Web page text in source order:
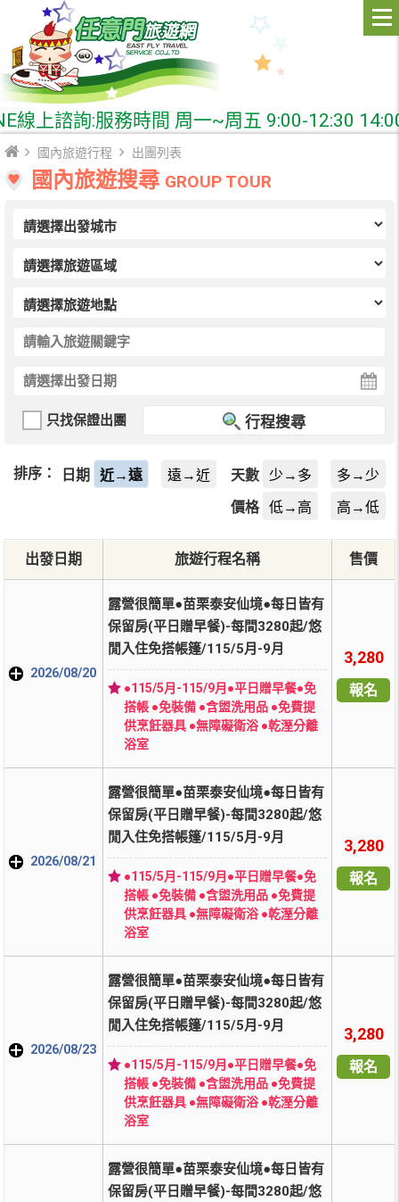
上諮詢:服務時間 周一~周五 9:00-12:30
國內旅遊行程 出團列表
國內旅遊搜尋 GROUP TOUR
只找保證出團 行程搜尋
排序： 日期 近→遠 遠→近 天數 少→多
多→少
價格 低→高 高→低
出發日期 旅遊行程名稱 售價
2026/08/20
露營很簡單●苗栗泰安仙境●每日皆有
保留房(平日贈早餐)-每間3280起/悠
閒入住免搭帳篷/115/5月-9月
●115/5月-115/9月●平日贈早餐●免
搭帳 ●免裝備 ●含盥洗用品 ●免費提
供烹飪器具 ●無障礙衛浴 ●乾溼分離
浴室
3,280
報名
2026/08/21
露營很簡單●苗栗泰安仙境●每日皆有
保留房(平日贈早餐)-每間3280起/悠
閒入住免搭帳篷/115/5月-9月
●115/5月-115/9月●平日贈早餐●免
搭帳 ●免裝備 ●含盥洗用品 ●免費提
供烹飪器具 ●無障礙衛浴 ●乾溼分離
浴室
3,280
報名
2026/08/23
露營很簡單●苗栗泰安仙境●每日皆有
保留房(平日贈早餐)-每間3280起/悠
閒入住免搭帳篷/115/5月-9月
●115/5月-115/9月●平日贈早餐●免
搭帳 ●免裝備 ●含盥洗用品 ●免費提
供烹飪器具 ●無障礙衛浴 ●乾溼分離
浴室
3,280
報名
露營很簡單●苗栗泰安仙境●每日皆有
保留房(平日贈早餐)-每間3280起/悠